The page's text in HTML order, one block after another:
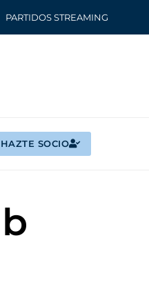
PARTIDOS STREAMING
HAZTE SOCIO